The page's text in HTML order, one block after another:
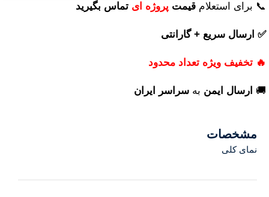
📞 برای استعلام قیمت پروژه ای تماس بگیرید
✅ ارسال سریع + گارانتی
🔥 تخفیف ویژه تعداد محدود
🚚 ارسال ایمن به سراسر ایران
مشخصات
نمای کلی